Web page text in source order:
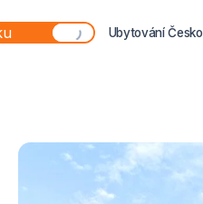
Ubytování Česko